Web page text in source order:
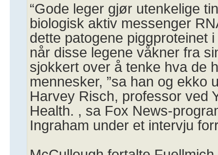
“Gode leger gjør utenkelige
biologisk aktiv messenger
dette patogene piggproteinet
når disse legene våkner fra
sjokkert over å tenke hva de
mennesker, ”sa han og ekko
Harvey Risch, professor ved
Health. , sa Fox News-
Ingraham under et intervju